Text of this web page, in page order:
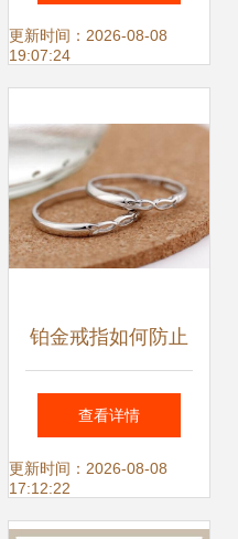
更新时间：2026-08-08
19:07:24
铂金戒指如何防止
磨花 保养与实用技
巧
查看详情
更新时间：2026-08-08
17:12:22